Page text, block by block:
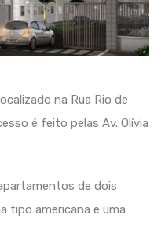
na Rua Rio de
é feito pelas Av. Olívia
de dois
tipo americana e uma